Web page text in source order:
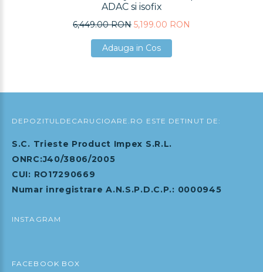
ADAC si isofix
6,449.00 RON 5,199.00 RON
Adauga in Cos
Adauga in Cos
DEPOZITULDECARUCIOARE.RO ESTE DETINUT DE:
S.C. Trieste Product Impex S.R.L.
ONRC:J40/3806/2005
CUI: RO17290669
Numar inregistrare A.N.S.P.D.C.P.: 0000945
INSTAGRAM
FACEBOOK BOX